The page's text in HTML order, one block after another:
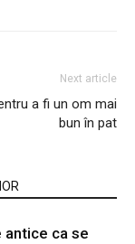
Next article
a fi un om mai
bun în pat
antice ca se